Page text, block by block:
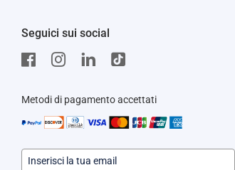
Seguici sui social
Metodi di pagamento accettati